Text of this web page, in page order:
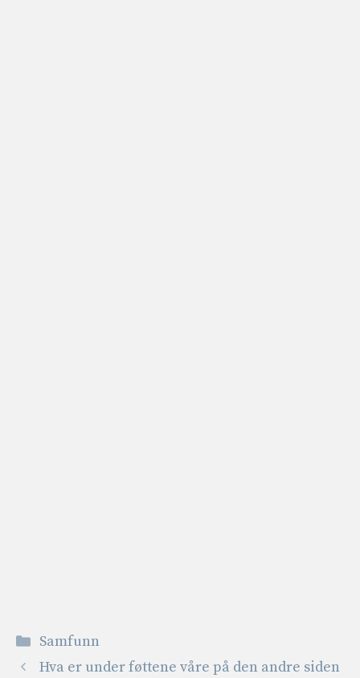
Kategorier
Samfunn
Hva er under føttene våre på den andre siden